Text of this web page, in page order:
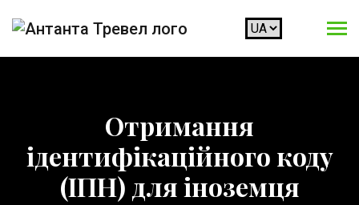
Отримання
ідентифікаційного коду
(ІПН) для іноземця